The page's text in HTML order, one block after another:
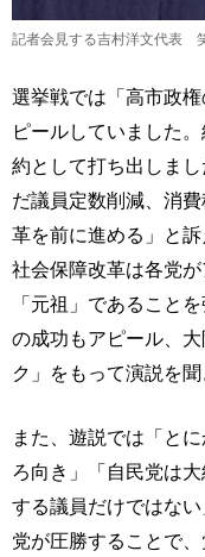
記者会見する吉村洋文代表
選挙戦では「高市政
ピールしていました
約として打ち出しま
だ議員定数削減、消
革を前に進める」と
社会保障改革は各党
「元祖」であること
の成功もアピール、
ク」をもって演説を
また、遊説では「と
ろ向き」「自民党は
する議員だけではな
党が圧勝することで